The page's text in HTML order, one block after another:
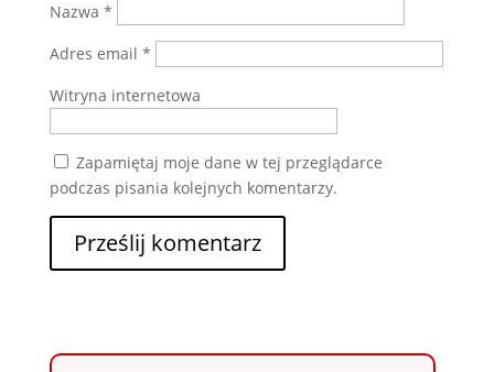
Nazwa *
Adres email *
Witryna internetowa
Zapamiętaj moje dane w tej przeglądarce
podczas pisania kolejnych komentarzy.